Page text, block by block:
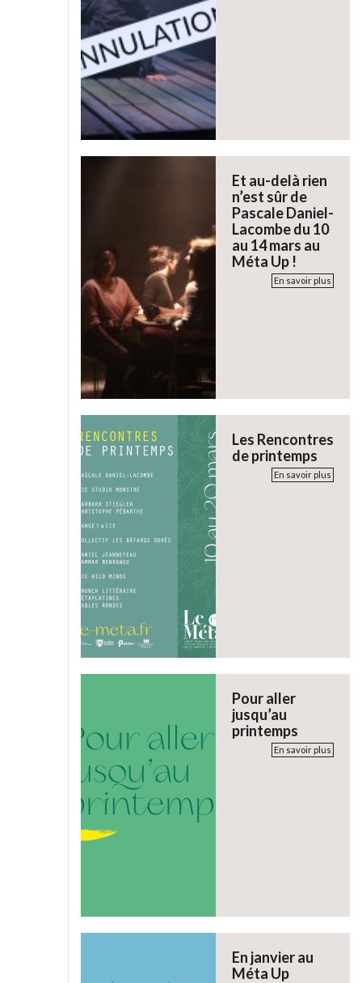
Et au-delà rien
n’est sûr de
Pascale Daniel-
Lacombe du 10
au 14 mars au
Méta Up !
En savoir plus
Les Rencontres
de printemps
En savoir plus
Pour aller
jusqu’au
printemps
En savoir plus
En janvier au
Méta Up